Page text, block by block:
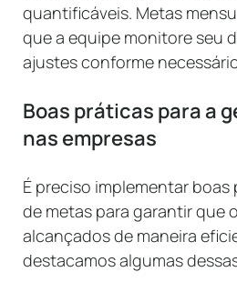
quantificáveis. Metas
que a equipe monitore seu
ajustes conforme
Boas práticas para a
nas empresas
É preciso implementar
de metas para garantir que
alcançados de maneira
destacamos algumas